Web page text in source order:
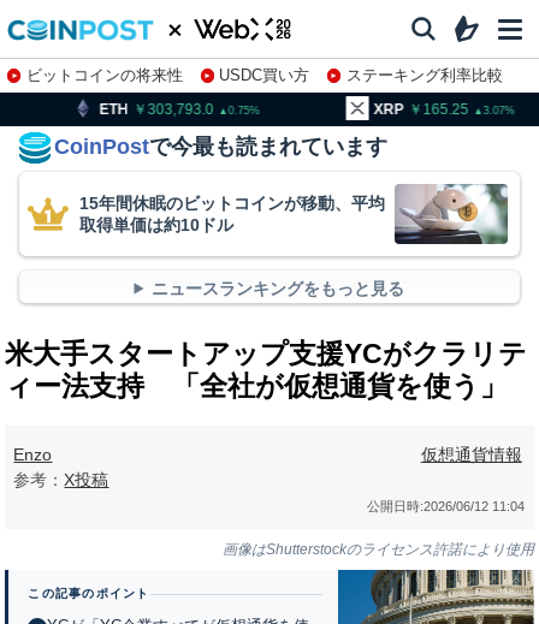
ビットコインの将来性 USDC買い方
ステーキング利率比較
株特集・関連銘柄
0.75 XRP 3.07 BNB
CoinPostで今最も読まれています
15年間休眠のビットコインが移動、平均
取得単価は約10ドル
ニュースランキングをもっと見る
米大手スタートアップ支援YCがクラリテ
ィー法支持 「全社が仮想通貨を使う」
Enzo
参考： X投稿
仮想通貨情報
公開日時:2026/06/12 11:04
画像はShutterstockのライセンス許諾により使用
この記事のポイント